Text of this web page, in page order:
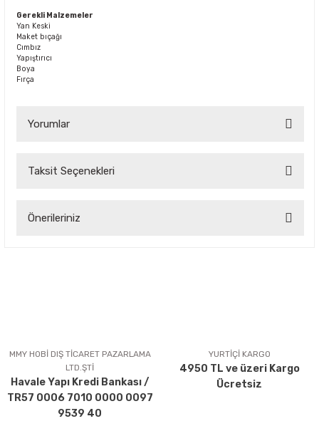
Gerekli Malzemeler
Yan Keski
Maket bıçağı
Cımbız
Yapıştırıcı
Boya
Fırça
Yorumlar
Taksit Seçenekleri
Önerileriniz
Ürün açıklamasında eksik bilgiler bulunuyor.
Ürün bilgilerinde hatalar bulunuyor.
Ürün fiyatı diğer sitelerden daha pahalı.
Bu ürüne benzer farklı alternatifler olmalı.
MMY HOBİ DIŞ TİCARET PAZARLAMA
LTD.ŞTİ
Havale Yapı Kredi Bankası /
TR57 0006 7010 0000 0097
9539 40
YURTİÇİ KARGO
4950 TL ve üzeri Kargo
Ücretsiz